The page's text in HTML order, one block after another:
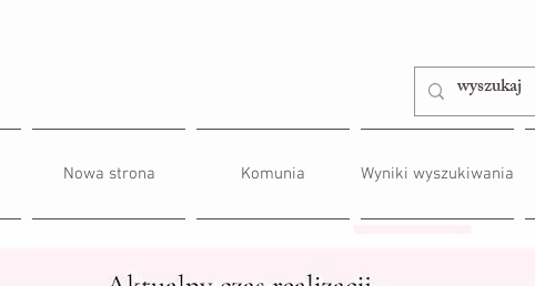
Nowa strona Komunia Wyniki wyszukiwania